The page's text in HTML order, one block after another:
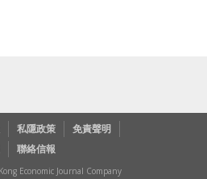
私隱政策
免責聲明
聯絡信報
Economic Journal Company